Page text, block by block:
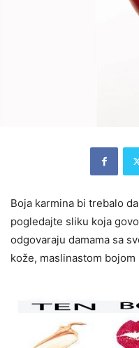
Boja karmina bi trebalo
pogledajte sliku koja
odgovaraju damama sa
kože, maslinastom